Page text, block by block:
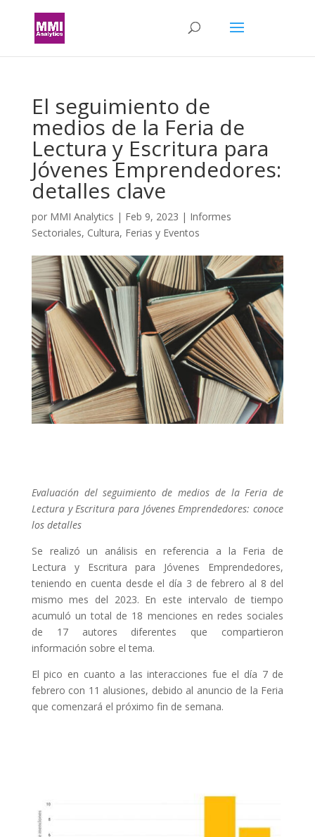
El seguimiento de
medios de la Feria de
Lectura y Escritura para
Jóvenes Emprendedores:
detalles clave
por MMI Analytics | Feb 9, 2023 | Informes
Sectoriales, Cultura, Ferias y Eventos
Evaluación del seguimiento de medios de la Feria de
Lectura y Escritura para Jóvenes Emprendedores: conoce
los detalles
Se realizó un análisis en referencia a la Feria de
Lectura y Escritura para Jóvenes Emprendedores,
teniendo en cuenta desde el día 3 de febrero al 8 del
mismo mes del 2023. En este intervalo de tiempo
acumuló un total de 18 menciones en redes sociales
de 17 autores diferentes que compartieron
información sobre el tema.
El pico en cuanto a las interacciones fue el día 7 de
febrero con 11 alusiones, debido al anuncio de la Feria
que comenzará el próximo fin de semana.